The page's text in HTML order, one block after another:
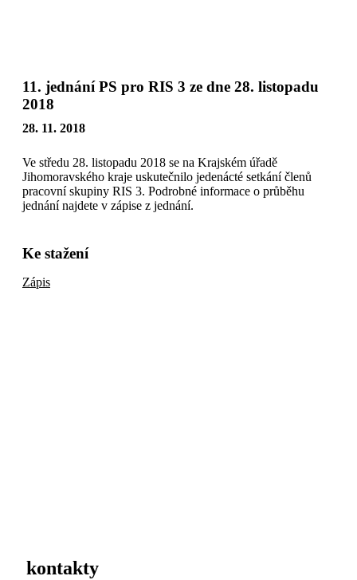
11. jednání PS pro RIS 3 ze dne 28. listopadu
2018
28. 11. 2018
Ve středu 28. listopadu 2018 se na Krajském úřadě
Jihomoravského kraje uskutečnilo jedenácté setkání členů
pracovní skupiny RIS 3. Podrobné informace o průběhu
jednání najdete v zápise z jednání.
Ke stažení
Zápis
kontakty